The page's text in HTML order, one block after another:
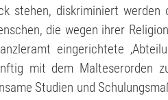
stehen, diskriminiert
die wegen ihrer
eingerichtete
mit dem Malteserorden
Studien und